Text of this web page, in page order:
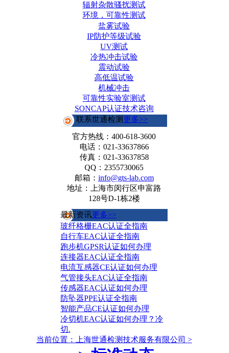
辐射杂散骚扰测试
环境，可靠性测试
盐雾试验
IP防护等级试验
UV测试
冷热冲击试验
震动试验
高低温试验
机械冲击
可靠性实验室测试
SONCAP认证技术咨询
联系世通检测 更多>>
官方热线： 400-618-3600
电话：021-33637866
传真：021-33637858
QQ：2355730065
邮箱： info@gts-lab.com
地址：上海市闵行区申富路
128号D-1栋2楼
最新资讯更多>>
玻纤格栅EAC认证全指南
自行车EAC认证全指南
跑步机GPSR认证如何办理
连接器EAC认证全指南
电流互感器CE认证如何办理
气管接头EAC认证全指南
传感器EAC认证如何办理
防坠器PPE认证全指南
智能产品CE认证如何办理
冷切机EAC认证如何办理？冷
切.
当前位置：上海世通检测技术服务有限公司 >